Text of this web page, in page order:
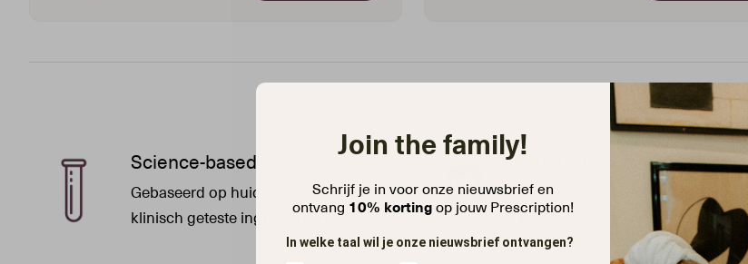
Science-based
Gebaseerd op huidwetenschap. met
klinisch geteste ingrediënten.
Expert Approved
Aanbevolen en gebruikt door
huidexperts.
Join the family!
Schrijf je in voor onze nieuwsbrief en
ontvang 10% korting op jouw Prescription!
In welke taal wil je onze nieuwsbrief ontvangen?